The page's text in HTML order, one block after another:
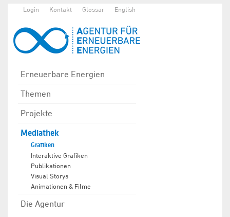
Login Kontakt Glossar English
Erneuerbare Energien
Themen
Projekte
Mediathek
Grafiken
Interaktive Grafiken
Publikationen
Visual Storys
Animationen & Filme
Die Agentur